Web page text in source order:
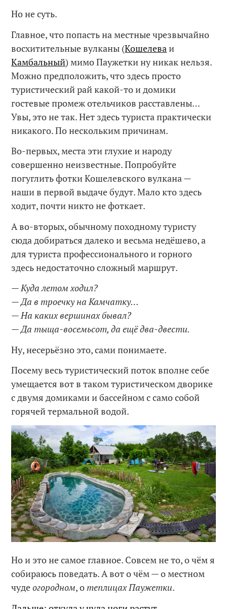
Но не суть.
Главное, что попасть на местные чрезвычайно
восхитительные вулканы (Кошелеваи
Камбальный) мимо Паужетки ну никак нельзя.
Можно предположить, что здесь просто
туристический рай какой-то и домики
гостевые промеж отельчиков расставлены…
Увы, это не так. Нет здесь туриста практически
никакого. По нескольким причинам.
Во-первых, места эти глухие и народу
совершенно неизвестные. Попробуйте
погуглить фотки Кошелевского вулкана —
наши в первой выдаче будут. Мало кто здесь
ходит, почти никто не фоткает.
А во-вторых, обычному походному туристу
сюда добираться далеко и весьма недёшево, а
для туриста профессионального и горного
здесь недостаточно сложный маршрут.
— Куда летом ходил?
— Да в троечку на Камчатку…
— На каких вершинах бывал?
— Да тыща-восемьсот, да ещё два-двести.
Ну, несерьёзно это, сами понимаете.
Посему весь туристический поток вполне себе
умещается вот в таком туристическом дворике
с двумя домиками и бассейном с само собой
горячей термальной водой.
Но и это не самое главное. Совсем не то, о чём я
собираюсь поведать. А вот о чём — о местном
чудеогородном, отеплицах Паужетки.